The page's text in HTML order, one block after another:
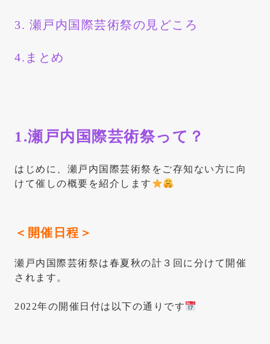
3. 瀬戸内国際芸術祭の見どころ
4.まとめ
1.瀬戸内国際芸術祭って？
はじめに、瀬戸内国際芸術祭をご存知ない方に向
けて催しの概要を紹介します
＜開催日程＞
瀬戸内国際芸術祭は春夏秋の計３回に分けて開催
されます。
2022年の開催日付は以下の通りです